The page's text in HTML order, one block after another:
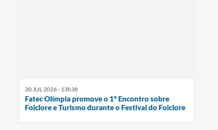
30 JUL 2026 - 13h38
Fatec Olímpia promove o 1º Encontro sobre
Folclore e Turismo durante o Festival do Folclore